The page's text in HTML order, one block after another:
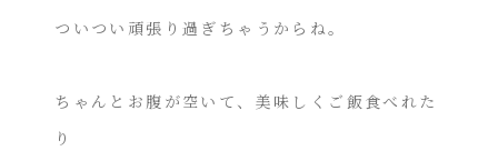
ついつい頑張り過ぎちゃうからね。
ちゃんとお腹が空いて、美味しくご飯食べれた
り